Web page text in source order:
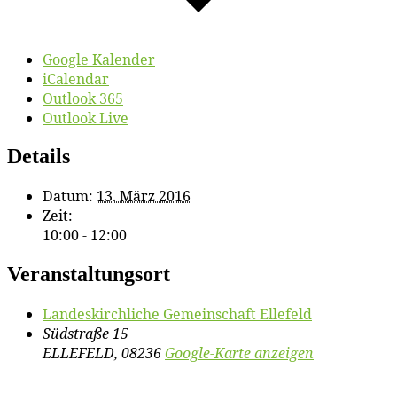
Google Kalender
iCalendar
Outlook 365
Outlook Live
Details
Datum: 13. März 2016
Zeit:
10:00 - 12:00
Veranstaltungsort
Lan­des­kirch­li­che Ge­mein­schaft Ellefeld
Südstraße 15
ELLEFELD, 08236Google-Karte anzeigen